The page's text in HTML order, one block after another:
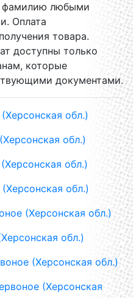
фамилию любыми
Оплата
товара.
доступны только
которые
документами.
обл.)
обл.)
обл.)
обл.)
(Херсонская обл.)
обл.)
(Херсонская обл.)
(Херсонская